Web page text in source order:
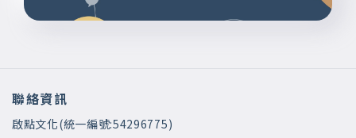
聯絡資訊
啟點文化(統一編號:54296775)